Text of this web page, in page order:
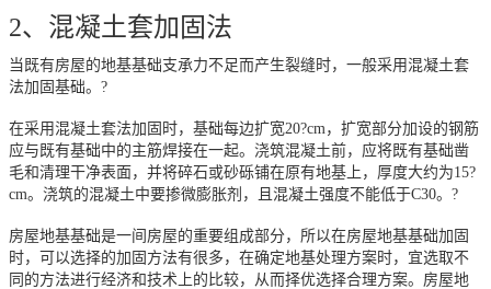
2、混凝土套加固法
当既有房屋的地基基础支承力不足而产生裂缝时，一般采用混凝土套
法加固基础。?
在采用混凝土套法加固时，基础每边扩宽20?cm，扩宽部分加设的钢筋
应与既有基础中的主筋焊接在一起。浇筑混凝土前，应将既有基础凿
毛和清理干净表面，并将碎石或砂砾铺在原有地基上，厚度大约为15?
cm。浇筑的混凝土中要掺微膨胀剂，且混凝土强度不能低于C30。?
房屋地基基础是一间房屋的重要组成部分，所以在房屋地基基础加固
时，可以选择的加固方法有很多，在确定地基处理方案时，宜选取不
同的方法进行经济和技术上的比较，从而择优选择合理方案。房屋地